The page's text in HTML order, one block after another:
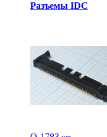
Разъемы IDC